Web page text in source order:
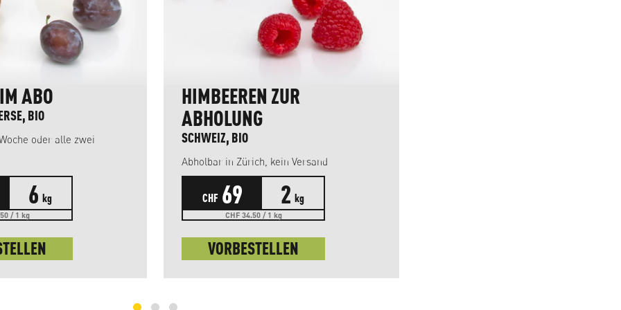
ABO
BIO
oder alle zwei
6 kg
/ 1 kg
HIMBEEREN ZUR
ABHOLUNG
SCHWEIZ, BIO
Abholbar in Zürich, kein Versand
CHF 69 2 kg
CHF 34.50 / 1 kg
VORBESTELLEN